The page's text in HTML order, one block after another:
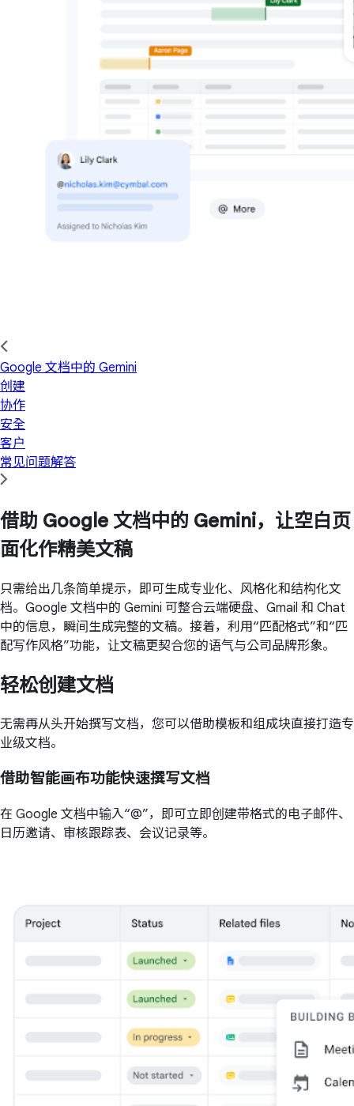
Google 文档中的 Gemini
创建
协作
安全
客户
常见问题解答
借助 Google 文档中的 Gemini，让空白页
面化作精美文稿
只需给出几条简单提示，即可生成专业化、风格化和结构化文
档。Google 文档中的 Gemini 可整合云端硬盘、Gmail 和 Chat
中的信息，瞬间生成完整的文稿。接着，利用“匹配格式”和“匹
配写作风格”功能，让文稿更契合您的语气与公司品牌形象。
轻松创建文档
无需再从头开始撰写文档，您可以借助模板和组成块直接打造专
业级文档。
借助智能画布功能快速撰写文档
在 Google 文档中输入“@”，即可立即创建带格式的电子邮件、
日历邀请、审核跟踪表、会议记录等。